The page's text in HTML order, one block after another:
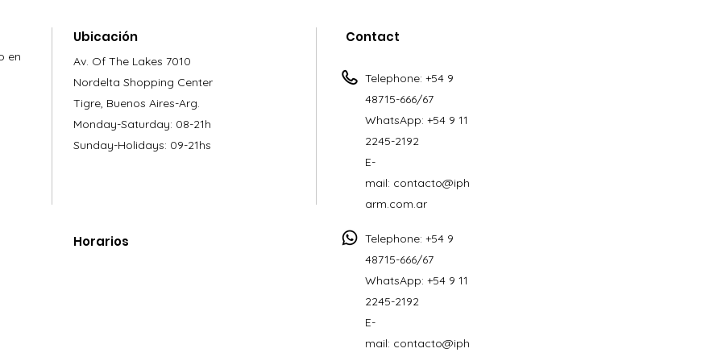
en
Ubicación
Av. Of The Lakes 7010
Nordelta Shopping Center
Tigre, Buenos Aires-Arg.
Monday-Saturday: 08-21h
Sunday-Holidays: 09-21hs
Horarios
Contact
Telephone: +54 9
48715-666/67
WhatsApp: +54 9 11
2245-2192
E-
mail: contacto@iph
arm.com.ar
Telephone: +54 9
48715-666/67
WhatsApp: +54 9 11
2245-2192
E-
mail: contacto@iph